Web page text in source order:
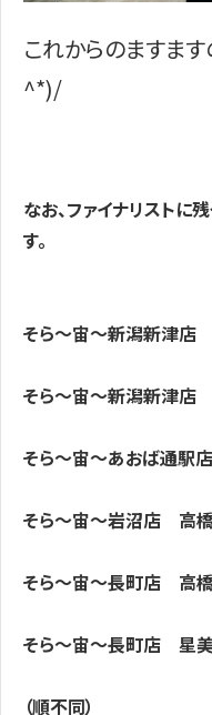
これからのますま
^*)/
なお、ファイナリスト
す。
そら～宙～新潟新津店
そら～宙～新潟新津店
そら～宙～あおば通駅
そら～宙～岩沼店 高橋
そら～宙～長町店 高
そら～宙～長町店 星美
（順不同）